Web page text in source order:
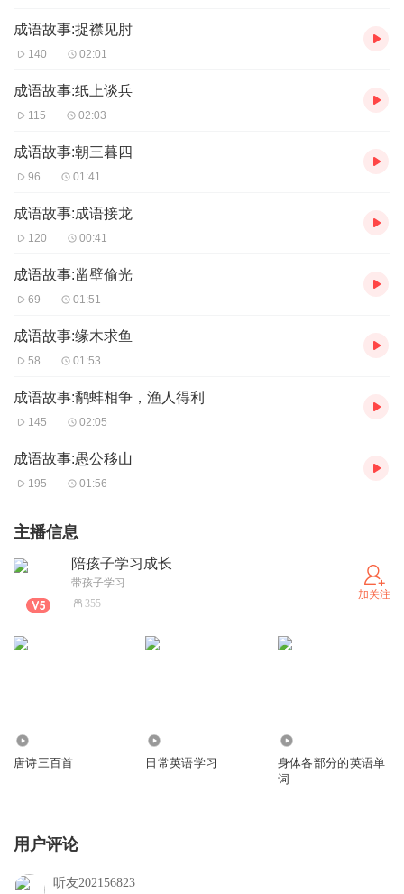
成语故事:捉襟见肘
140 02:01
成语故事:纸上谈兵
115 02:03
成语故事:朝三暮四
96 01:41
成语故事:成语接龙
120 00:41
成语故事:凿壁偷光
69 01:51
成语故事:缘木求鱼
58 01:53
成语故事:鹬蚌相争，渔人得利
145 02:05
成语故事:愚公移山
195 01:56
主播信息
陪孩子学习成长
带孩子学习
355
加关注
唐诗三百首 日常英语学习
身体各部分的英语单
词
用户评论
听友202156823